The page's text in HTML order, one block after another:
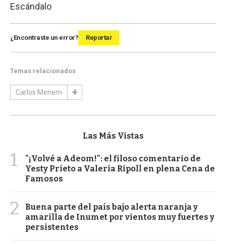
Escándalo
¿Encontraste un error? Reportar
Temas relacionados
Carlos Menem
Las Más Vistas
1
"¡Volvé a Adeom!": el filoso comentario de
Yesty Prieto a Valeria Ripoll en plena Cena de
Famosos
2
Buena parte del país bajo alerta naranja y
amarilla de Inumet por vientos muy fuertes y
persistentes